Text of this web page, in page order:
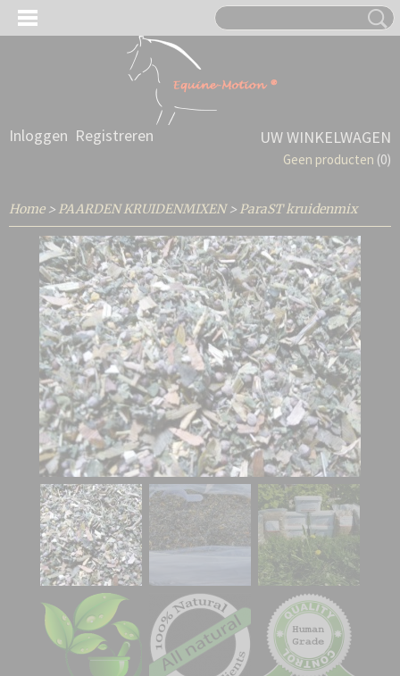
Inloggen Registreren UW WINKELWAGEN
Geen producten (0)
Home> PAARDEN KRUIDENMIXEN> ParaST kruidenmix